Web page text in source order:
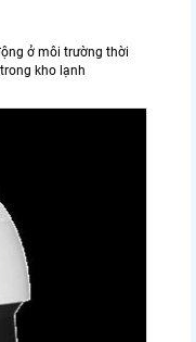
ở môi trường thời
kho lạnh